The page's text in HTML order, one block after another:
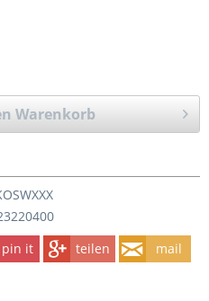
Warenkorb
pin it teilen
mail